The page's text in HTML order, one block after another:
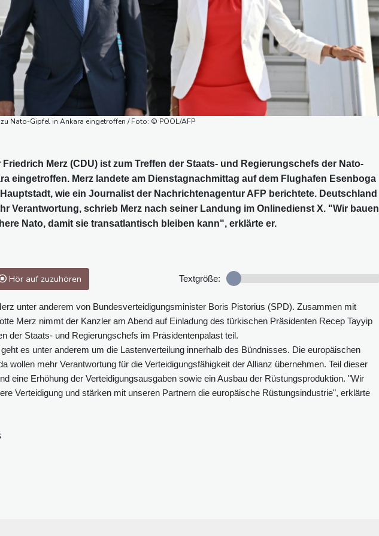
Nato-Gipfel in Ankara eingetroffen / Foto: © POOL/AFP
Merz (CDU) ist zum Treffen der Staats- und Regierungschefs der Nato-
eingetroffen. Merz landete am Dienstagnachmittag auf dem Flughafen Esenboga
wie ein Journalist der Nachrichtenagentur AFP berichtete. Deutschland
Verantwortung, schrieb Merz nach seiner Landung im Onlinedienst X. "Wir bauen
Nato, damit sie transatlantisch bleiben kann", erklärte er.
Hör auf zuzuhören Textgröße:
unter anderem von Bundesverteidigungsminister Boris Pistorius (SPD). Zusammen mit
Merz nimmt der Kanzler am Abend auf Einladung des türkischen Präsidenten Recep Tayyip
der Staats- und Regierungschefs im Präsidentenpalast teil.
es unter anderem um die Lastenverteilung innerhalb des Bündnisses. Die europäischen
wollen mehr Verantwortung für die Verteidigungsfähigkeit der Allianz übernehmen. Teil dieser
eine Erhöhung der Verteidigungsausgaben sowie ein Ausbau der Rüstungsproduktion. "Wir
Verteidigung und stärken mit unseren Partnern die europäische Rüstungsindustrie", erklärte